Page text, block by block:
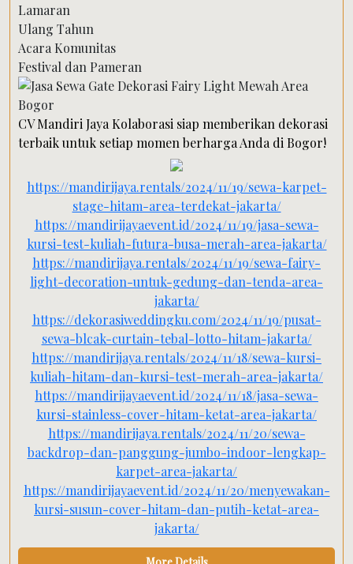
Lamaran
Ulang Tahun
Acara Komunitas
Festival dan Pameran
CV Mandiri Jaya Kolaborasi siap memberikan dekorasi
terbaik untuk setiap momen berharga Anda di Bogor!
https://mandirijaya.rentals/2024/11/19/sewa-karpet-
stage-hitam-area-terdekat-jakarta/
https://mandirijayaevent.id/2024/11/19/jasa-sewa-
kursi-test-kuliah-futura-busa-merah-area-jakarta/
https://mandirijaya.rentals/2024/11/19/sewa-fairy-
light-decoration-untuk-gedung-dan-tenda-area-
jakarta/
https://dekorasiweddingku.com/2024/11/19/pusat-
sewa-blcak-curtain-tebal-lotto-hitam-jakarta/
https://mandirijaya.rentals/2024/11/18/sewa-kursi-
kuliah-hitam-dan-kursi-test-merah-area-jakarta/
https://mandirijayaevent.id/2024/11/18/jasa-sewa-
kursi-stainless-cover-hitam-ketat-area-jakarta/
https://mandirijaya.rentals/2024/11/20/sewa-
backdrop-dan-panggung-jumbo-indoor-lengkap-
karpet-area-jakarta/
https://mandirijayaevent.id/2024/11/20/menyewakan-
kursi-susun-cover-hitam-dan-putih-ketat-area-
jakarta/